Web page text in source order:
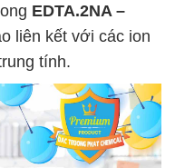
EDTA.2NA –
liên kết với các ion
tính.